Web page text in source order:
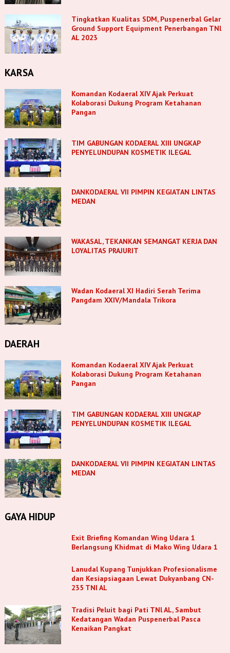
Tingkatkan Kualitas SDM, Puspenerbal Gelar
Ground Support Equipment Penerbangan TNl
AL 2023
KARSA
Komandan Kodaeral XIV Ajak Perkuat
Kolaborasi Dukung Program Ketahanan
Pangan
TIM GABUNGAN KODAERAL XIII UNGKAP
PENYELUNDUPAN KOSMETIK ILEGAL
DANKODAERAL VII PIMPIN KEGIATAN LINTAS
MEDAN
WAKASAL, TEKANKAN SEMANGAT KERJA DAN
LOYALITAS PRAJURIT
Wadan Kodaeral XI Hadiri Serah Terima
Pangdam XXIV/Mandala Trikora
DAERAH
Komandan Kodaeral XIV Ajak Perkuat
Kolaborasi Dukung Program Ketahanan
Pangan
TIM GABUNGAN KODAERAL XIII UNGKAP
PENYELUNDUPAN KOSMETIK ILEGAL
DANKODAERAL VII PIMPIN KEGIATAN LINTAS
MEDAN
GAYA HIDUP
Exit Briefing Komandan Wing Udara 1
Berlangsung Khidmat di Mako Wing Udara 1
Lanudal Kupang Tunjukkan Profesionalisme
dan Kesiapsiagaan Lewat Dukyanbang CN-
235 TNI AL
Tradisi Peluit bagi Pati TNl AL, Sambut
Kedatangan Wadan Puspenerbal Pasca
Kenaikan Pangkat